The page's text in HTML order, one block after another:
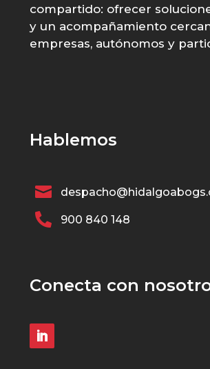
compartido: ofrecer
y un acompañamiento
empresas, autónomos y
Hablemos

 900 840 148
Conecta con